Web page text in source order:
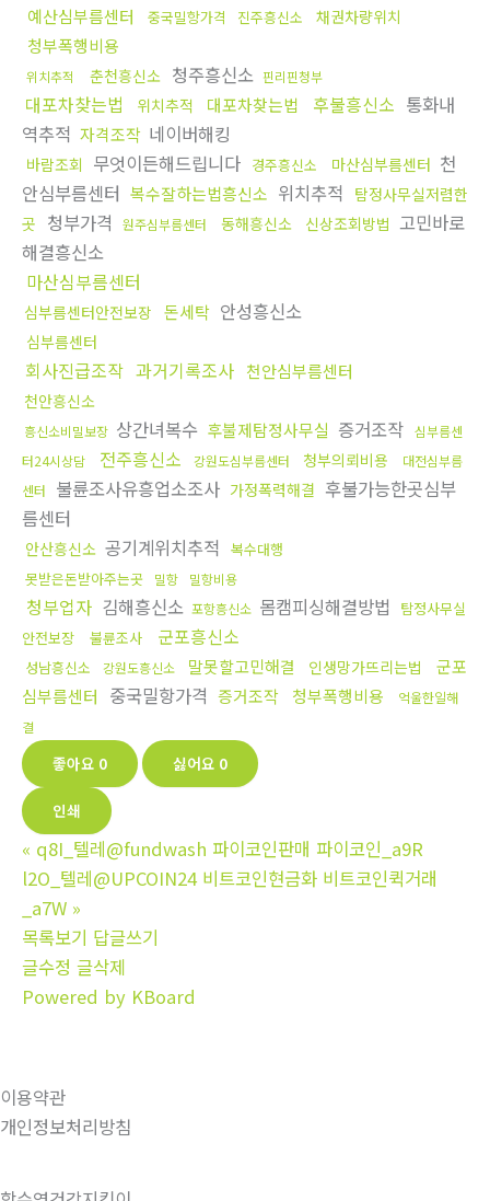
예산심부름센터
중국밀항가격 진주흥신소 채권차량위치
청부폭행비용
위치추적 춘천흥신소 청주흥신소 핀리핀청부
대포차찾는법 위치추적 대포차찾는법 후불흥신소 통화내
역추적 자격조작 네이버해킹
바람조회 무엇이든해드립니다 경주흥신소 마산심부름센터 천
안심부름센터 복수잘하는법흥신소 위치추적
탐정사무실저렴한
곳 청부가격 원주심부름센터 동해흥신소 신상조회방법 고민바로
해결흥신소
마산심부름센터
심부름센터안전보장 돈세탁 안성흥신소
심부름센터
회사진급조작 과거기록조사 천안심부름센터
천안흥신소
흥신소비밀보장 상간녀복수 후불제탐정사무실 증거조작 심부름센
터24시상담
전주흥신소 강원도심부름센터 청부의뢰비용
대전심부름
센터
불륜조사유흥업소조사 가정폭력해결 후불가능한곳심부
름센터
안산흥신소 공기계위치추적
복수대행
못받은돈받아주는곳
밀항 밀항비용
청부업자 김해흥신소 포항흥신소 몸캠피싱해결방법
탐정사무실
안전보장
불륜조사 군포흥신소
성남흥신소 강원도흥신소 말못할고민해결 인생망가뜨리는법
군포
심부름센터
중국밀항가격 증거조작 청부폭행비용
억울한일해
결
좋아요 0 싫어요 0
인쇄
« q8I_텔레@fundwash 파이코인판매 파이코인_a9R
l2O_텔레@UPCOIN24 비트코인현금화 비트코인퀵거래
_a7W »
목록보기 답글쓰기
글수정 글삭제
Powered by KBoard
이용약관
개인정보처리방침